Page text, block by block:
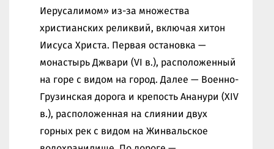
Иерусалимом» из-за множества
христианских реликвий, включая хитон
Иисуса Христа. Первая остановка —
монастырь Джвари (VI в.), расположенный
на горе с видом на город. Далее — Военно-
Грузинская дорога и крепость Ананури (XIV
в.), расположенная на слиянии двух
горных рек с видом на Жинвальское